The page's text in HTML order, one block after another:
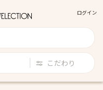
ログイン
こだわり